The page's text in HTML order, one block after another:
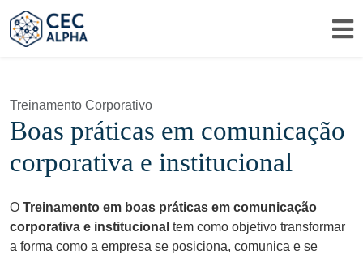
Treinamento Corporativo
Boas práticas em comunicação
corporativa e institucional
O Treinamento em boas práticas em comunicação
corporativa e institucional tem como objetivo transformar
a forma como a empresa se posiciona, comunica e se